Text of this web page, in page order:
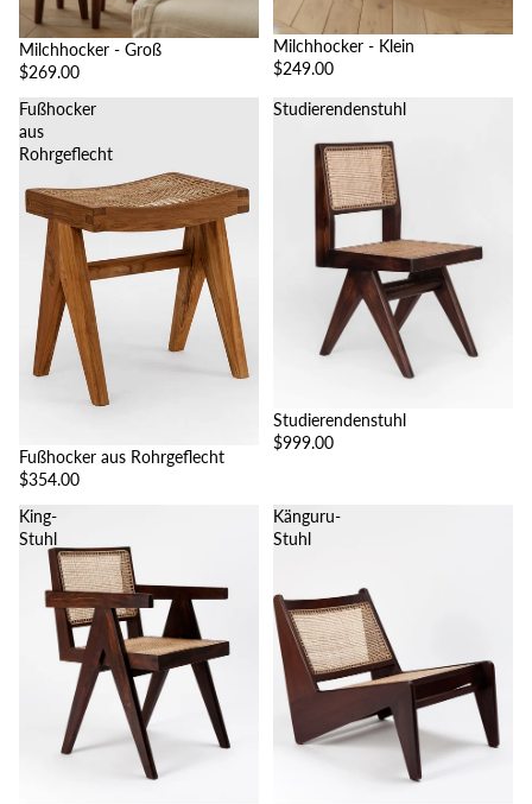
Milchhocker - Groß
$269.00
Milchhocker - Klein
$249.00
Fußhocker
aus
Rohrgeflecht
Fußhocker aus Rohrgeflecht
$354.00
Studierendenstuhl
Studierendenstuhl
$999.00
King-
Stuhl
Känguru-
Stuhl